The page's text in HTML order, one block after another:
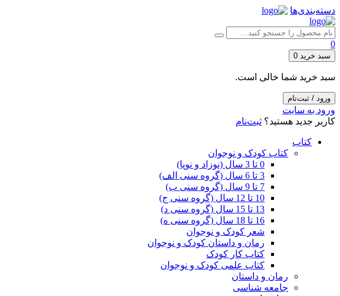
دسته‌بندی‌ها
0
سبد خرید 0
سبد خرید شما خالی است.
ورود / ثبت‌نام
ورود به سایت
کاربر جدید هستید؟ ثبت‌نام
کتاب
کتاب کودک و نوجوان
0 تا 3 سال (نوزاد و نوپا)
3 تا 6 سال (گروه سنی الف)
7 تا 9 سال (گروه سنی ب)
10 تا 12 سال (گروه سنی ج)
13 تا 15 سال (گروه سنی د)
16 تا 18 سال (گروه سنی ه)
شعر کودک و نوجوان
رمان و داستان کودک و نوجوان
کتاب کار کودک
کتاب علمی کودک و نوجوان
رمان و داستان
جامعه شناسی